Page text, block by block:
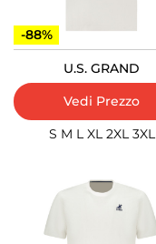
-88%
U.S. GRAND
Vedi Prezzo
S M L XL 2XL 3XL